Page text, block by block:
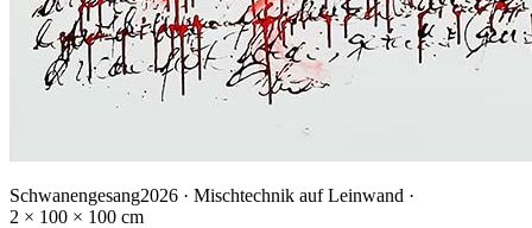
Schwanengesang2026 · Mischtechnik auf Leinwand ·
2 × 100 × 100 cm